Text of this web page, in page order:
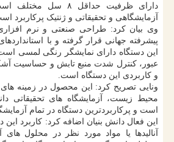
دارای ظرفیت حداقل ۸
آزمایشگاهی و تحقیقاتی و ژنتیک پرکاربرد
وی بیان کرد: طراحی صنعتی و نرم
پیشرفته جهانی قرار گرفته و با
این دستگاه دارای نمایشگر رنگی لمسی
عبور، کنترل شدت منبع تابش و حساسیت
و کاربردی این دستگاه است.
ونایی تصریح کرد: این محصول در زمینه
محیط زیست، آزمایشگاه های تحقیقاتی
است و پرکاربردترین دستگاه در تمام
این فعال دانش بنیان اضافه کرد: کاربرد این
آنالیدها یا مواد مورد نظر در محلول